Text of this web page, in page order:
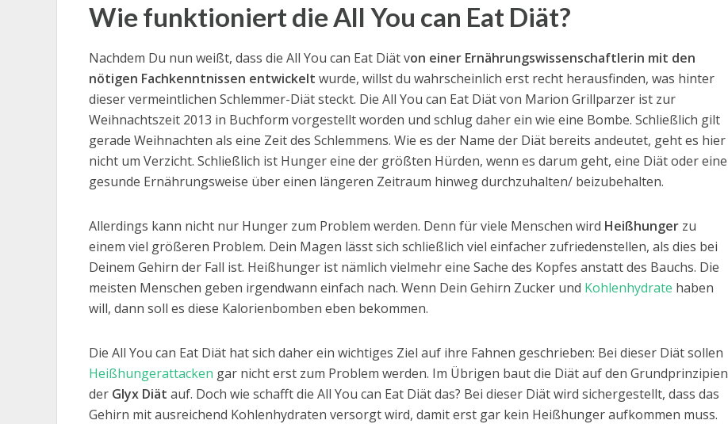
Wie funktioniert die All You can Eat Diät?
Nachdem Du nun weißt, dass die All You can Eat Diät von einer Ernährungswissenschaftlerin mit den
nötigen Fachkenntnissen entwickelt wurde, willst du wahrscheinlich erst recht herausfinden, was hinter
dieser vermeintlichen Schlemmer-Diät steckt. Die All You can Eat Diät von Marion Grillparzer ist zur
Weihnachtszeit 2013 in Buchform vorgestellt worden und schlug daher ein wie eine Bombe. Schließlich gilt
gerade Weihnachten als eine Zeit des Schlemmens. Wie es der Name der Diät bereits andeutet, geht es hier
nicht um Verzicht. Schließlich ist Hunger eine der größten Hürden, wenn es darum geht, eine Diät oder eine
gesunde Ernährungsweise über einen längeren Zeitraum hinweg durchzuhalten/ beizubehalten.
Allerdings kann nicht nur Hunger zum Problem werden. Denn für viele Menschen wird Heißhunger zu
einem viel größeren Problem. Dein Magen lässt sich schließlich viel einfacher zufriedenstellen, als dies bei
Deinem Gehirn der Fall ist. Heißhunger ist nämlich vielmehr eine Sache des Kopfes anstatt des Bauchs. Die
meisten Menschen geben irgendwann einfach nach. Wenn Dein Gehirn Zucker und Kohlenhydrate haben
will, dann soll es diese Kalorienbomben eben bekommen.
Die All You can Eat Diät hat sich daher ein wichtiges Ziel auf ihre Fahnen geschrieben: Bei dieser Diät sollen
Heißhungerattacken gar nicht erst zum Problem werden. Im Übrigen baut die Diät auf den Grundprinzipien
der Glyx Diät auf. Doch wie schafft die All You can Eat Diät das? Bei dieser Diät wird sichergestellt, dass das
Gehirn mit ausreichend Kohlenhydraten versorgt wird, damit erst gar kein Heißhunger aufkommen muss.